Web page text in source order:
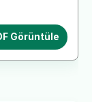
Görüntüle